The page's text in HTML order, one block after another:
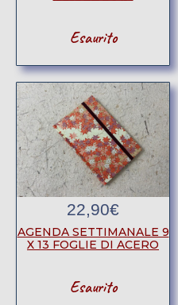
Esaurito
22,90€
AGENDA SETTIMANALE 9
X 13 FOGLIE DI ACERO
Esaurito